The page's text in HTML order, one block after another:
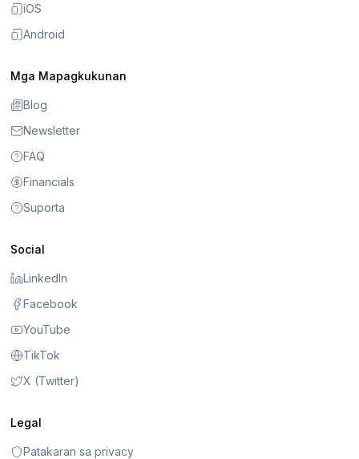
iOS
Android
Mga Mapagkukunan
Blog
Newsletter
FAQ
Financials
Suporta
Social
LinkedIn
Facebook
YouTube
TikTok
X (Twitter)
Legal
Patakaran sa privacy